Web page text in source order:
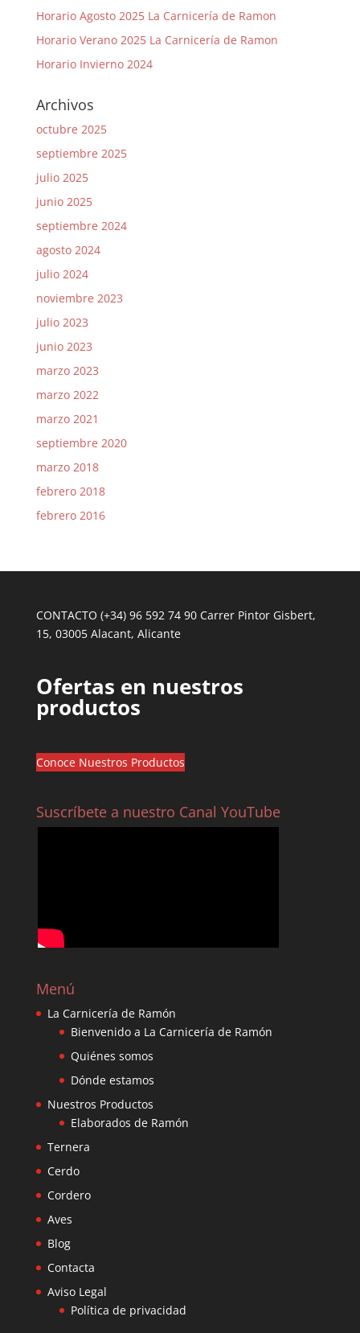
Horario Agosto 2025 La Carnicería de Ramon
Horario Verano 2025 La Carnicería de Ramon
Horario Invierno 2024
Archivos
octubre 2025
septiembre 2025
julio 2025
junio 2025
septiembre 2024
agosto 2024
julio 2024
noviembre 2023
julio 2023
junio 2023
marzo 2023
marzo 2022
marzo 2021
septiembre 2020
marzo 2018
febrero 2018
febrero 2016
CONTACTO (+34) 96 592 74 90 Carrer Pintor Gisbert,
15, 03005 Alacant, Alicante
Ofertas en nuestros
productos
Conoce Nuestros Productos
Suscríbete a nuestro Canal YouTube
Menú
La Carnicería de Ramón
Bienvenido a La Carnicería de Ramón
Quiénes somos
Dónde estamos
Nuestros Productos
Elaborados de Ramón
Ternera
Cerdo
Cordero
Aves
Blog
Contacta
Aviso Legal
Política de privacidad